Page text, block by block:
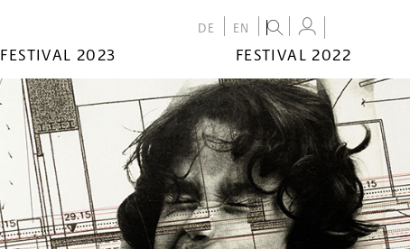
DE EN
FESTIVAL 2023 FESTIVAL 2022